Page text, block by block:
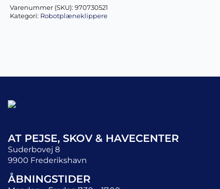
Varenummer (SKU): 970730521
Kategori: Robotplæneklippere
AT PEJSE, SKOV & HAVECENTER
Suderbovej 8
9900 Frederikshavn
ÅBNINGSTIDER